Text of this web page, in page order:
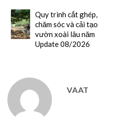
Quy trình cắt ghép,
chăm sóc và cải tạo
vườn xoài lâu năm
Update 08/2026
VAAT